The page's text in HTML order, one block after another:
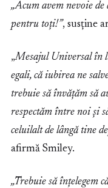
„Acum avem nevoie
pentru toți!”, susține
„Mesajul Universal în
egali, că iubirea ne
trebuie să învățăm să
respectăm între noi și
celuilalt de lângă tine
afirmă Smiley.
„Trebuie să înțelegem